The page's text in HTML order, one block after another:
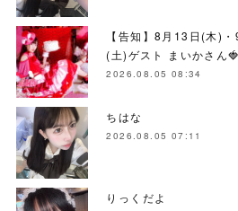
【告知】8月13日(木)
(土)ゲスト まいかさん🍓
2026.08.05 08:34
ちはな
2026.08.05 07:11
りっくだよ